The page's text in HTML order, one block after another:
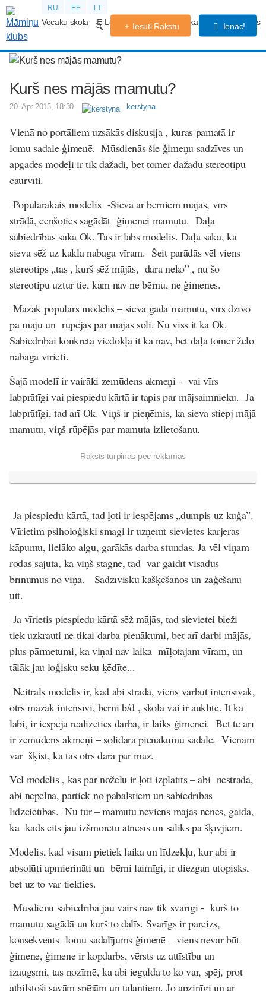
RU EE LT
Vecāku skola E-Lekcijas Grūtniecības kalendārs Forums
Iesūti Rakstu Ienāc!
Kurš nes mājās mamutu?
20. Apr 2015, 18:30 kerstyna
Vienā no portāliem uzsākās diskusija , kuras pamatā ir
lomu sadale ģimenē. Mūsdienās šie ģimeņu sadzīves un
apgādes modeļi ir tik dažādi, bet tomēr dažādu stereotipu
caurvīti.
Populārākais modelis -Sieva ar bērniem mājās, vīrs
strādā, cenšoties sagādāt ģimenei mamutu. Daļa
sabiedrības saka Ok. Tas ir labs modelis. Daļa saka, ka
sieva sēž uz kakla nabaga vīram. Šeit parādās vēl viens
stereotips „tas , kurš sēž mājās, dara neko” , nu šo
stereotipu uztur tie, kam nav ne bērnu, ne ģimenes.
Mazāk populārs modelis – sieva gādā mamutu, vīrs dzīvo
pa mājuun rūpējās par mājas soli. Nu viss it kā Ok.
Sabiedrībai konkrēta viedokļa it kā nav, bet daļa tomēr žēlo
nabaga vīrieti.
Šajā modelī ir vairāki zemūdens akmeņi - vai vīrs
labprātīgi vai piespiedu kārtā ir tapis par mājsaimnieku. Ja
labprātīgi, tad arī Ok. Viņš ir pieņēmis, ka sieva stiepj mājā
mamutu, viņš rūpējās par mamuta izlietošanu.
Raksts turpinās pēc reklāmas
Ja piespiedu kārtā, tad ļoti ir iespējams „dumpis uz kuģa”.
Vīrietim psiholoģiski smagi ir uzņemt sievietes karjeras
kāpumu, lielāko algu, garākās darba stundas. Ja vēl viņam
rodas sajūta, ka viņš stagnē, tad var gaidīt visādus
brīnumus no viņa. Sadzīvisku kašķēšanos un zāģēšanu
utt.
Ja vīrietis piespiedu kārtā sēž mājās, tad sievietei bieži
tiek uzkrauti ne tikai darba pienākumi, bet arī darbi mājās,
plus pārmetumi, ka viņai nav laika mīļotajam vīram, un
tālāk jau loģisku seku ķēdīte...
Neitrāls modelis ir, kad abi strādā, viens varbūt intensīvāk,
otrs mazāk intensīvi, bērni b/d , skolā vai ir auklīte. It kā
labi, ir iespēja realizēties darbā, ir laiks ģimenei. Bet te arī
ir zemūdens akmeņi – solidāra pienākumu sadale. Vienam
var šķist, ka tas otrs dara par maz.
Vēl modelis , kas par nožēlu ir ļoti izplatīts –abi nestrādā,
abi nepelna, pārtiek no pabalstiem un sabiedrības
līdzcietības. Nu tur – mamutu neviens mājās nenes, gaida,
ka kāds cits jau izšmorētu atnesīs un saliks pa šķīvjiem.
Modelis, kad visam pietiek laika un līdzekļu, kur abi ir
absolūti apmierināti un bērni laimīgi, ir diezgan utopisks,
bet uz to var tiekties.
Mūsdienu sabiedrībā jau vairs nav tik svarīgi - kurš to
mamutu sagādā un kurš to dalīs. Svarīgs ir pareizs,
konsekvents lomu sadalījums ģimenē – viens nevar būt
ģimene, ģimene ir kopdarbs, vērsts uz attīstību un
izaugsmi, tas nozīmē, ka abi iegulda to ko var, spēj, prot
atbilstoši savām spējām un talantiem. Jo apzinīgi un ar